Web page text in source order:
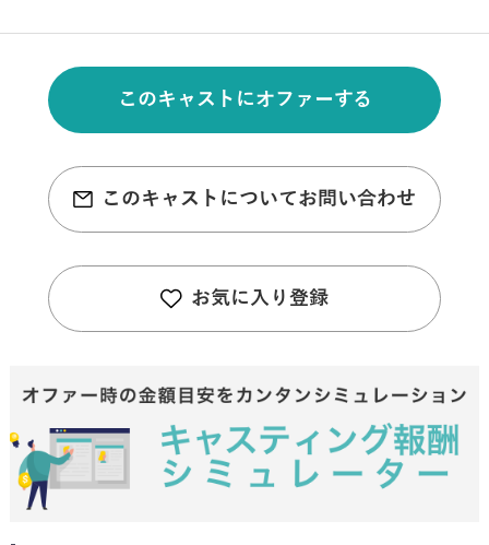
このキャストにオファーする
このキャストについてお問い合わせ
お気に入り登録